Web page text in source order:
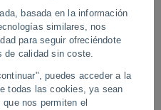
basada en la información
similares, nos
para seguir ofreciéndote
de calidad sin coste.
puedes acceder a la
todas las cookies, ya sean
nos permiten el
rosados
de Mae